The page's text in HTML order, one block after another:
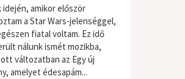
idején, amikor először
a Star Wars-jelenséggel,
fiatal voltam. Ez idő
nálunk ismét mozikba,
változatban az Egy új
amelyet édesapám...